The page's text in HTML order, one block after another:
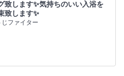
致します✨気持ちのいい入浴を
致します✨
じファイター